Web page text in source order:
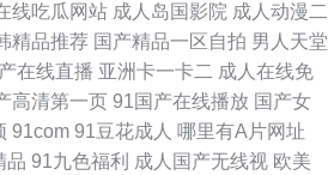
线吃瓜网站 成人岛国影院 成人动漫二
精品推荐 国产精品一区自拍 男人天堂
在线直播 亚洲卡一卡二 成人在线免
高清第一页 91国产在线播放 国产女
91com 91豆花成人 哪里有A片网址
品 91九色福利 成人国产无线视 欧美